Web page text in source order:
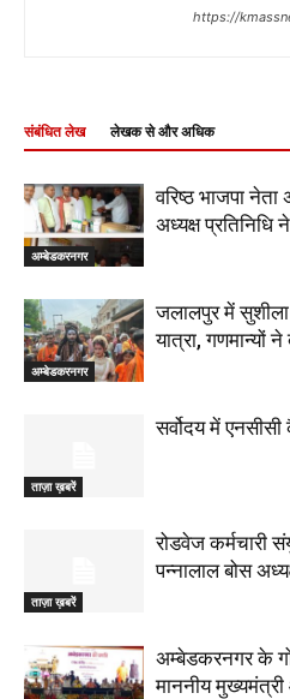
https://
संबंधित लेख लेखक से और अधिक
अम्बेडकरनगर
वरिष्ठ भाजपा नेता
अध्यक्ष प्रतिनिधि
अम्बेडकरनगर
जलालपुर में
यात्रा, गणमान्यों ने
ताज़ा ख़बरें
सर्वोदय में
ताज़ा ख़बरें
रोडवेज कर्मचारी
पन्नालाल बोस
अम्बेडकरनगर के
माननीय